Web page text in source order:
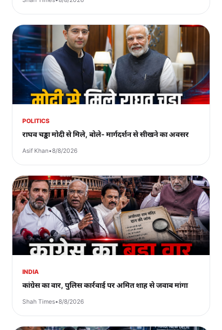
POLITICS
राघव चड्ढा मोदी से मिले, बोले- मार्गदर्शन से सीखने का अवसर
Asif Khan•8/8/2026
INDIA
कांग्रेस का वार, पुलिस कार्रवाई पर अमित शाह से जवाब मांगा
Shah Times•8/8/2026